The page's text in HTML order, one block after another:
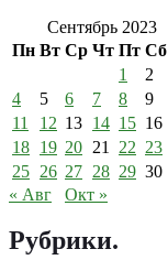
Сентябрь 2023
Пн Вт Ср Чт Пт Сб
1
2
4
5 6 7 8 9
11
12 13 14 15 16
18 19 20 21 22 23
25 26 27 28 29 30
« Авг
Окт »
Рубрики.